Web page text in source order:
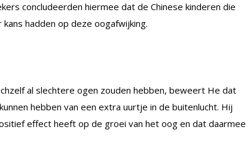
concludeerden hiermee dat de Chinese kinderen die
hadden op deze oogafwijking.
al slechtere ogen zouden hebben, beweert He dat
hebben van een extra uurtje in de buitenlucht. Hij
effect heeft op de groei van het oog en dat daarmee